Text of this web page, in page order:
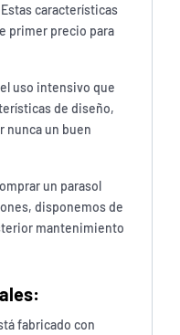
características
primer precio para
uso intensivo que
de diseño,
nunca un buen
un parasol
disponemos de
mantenimiento
fabricado con